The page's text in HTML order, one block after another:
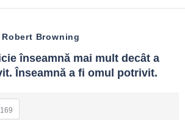
Robert Browning
înseamnă mai mult decât a
Înseamnă a fi omul potrivit.
169